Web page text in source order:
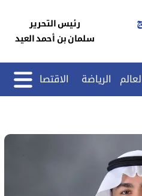
رئيس التحرير
سلمان بن أحمد العيد
الرياضة الاقتصاد